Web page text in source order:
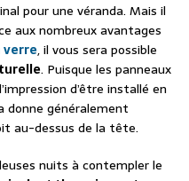
pour une véranda. Mais il
aux nombreux avantages
verre, il vous sera possible
. Puisque les panneaux
d’être installé en
donne généralement
au-dessus de la tête.
nuits à contempler le